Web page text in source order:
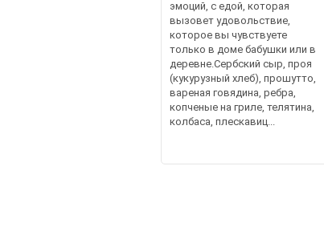
эмоций, с едой, которая
вызовет удовольствие,
которое вы чувствуете
только в доме бабушки или в
деревне.Сербский сыр, проя
(кукурузный хлеб), прошутто,
вареная говядина, ребра,
копченые на гриле, телятина,
колбаса, плескавиц...